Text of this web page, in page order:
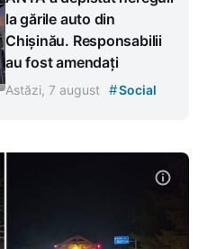
la gările auto din
Chișinău. Responsabilii
au fost amendați
Astăzi, 7 august #Social